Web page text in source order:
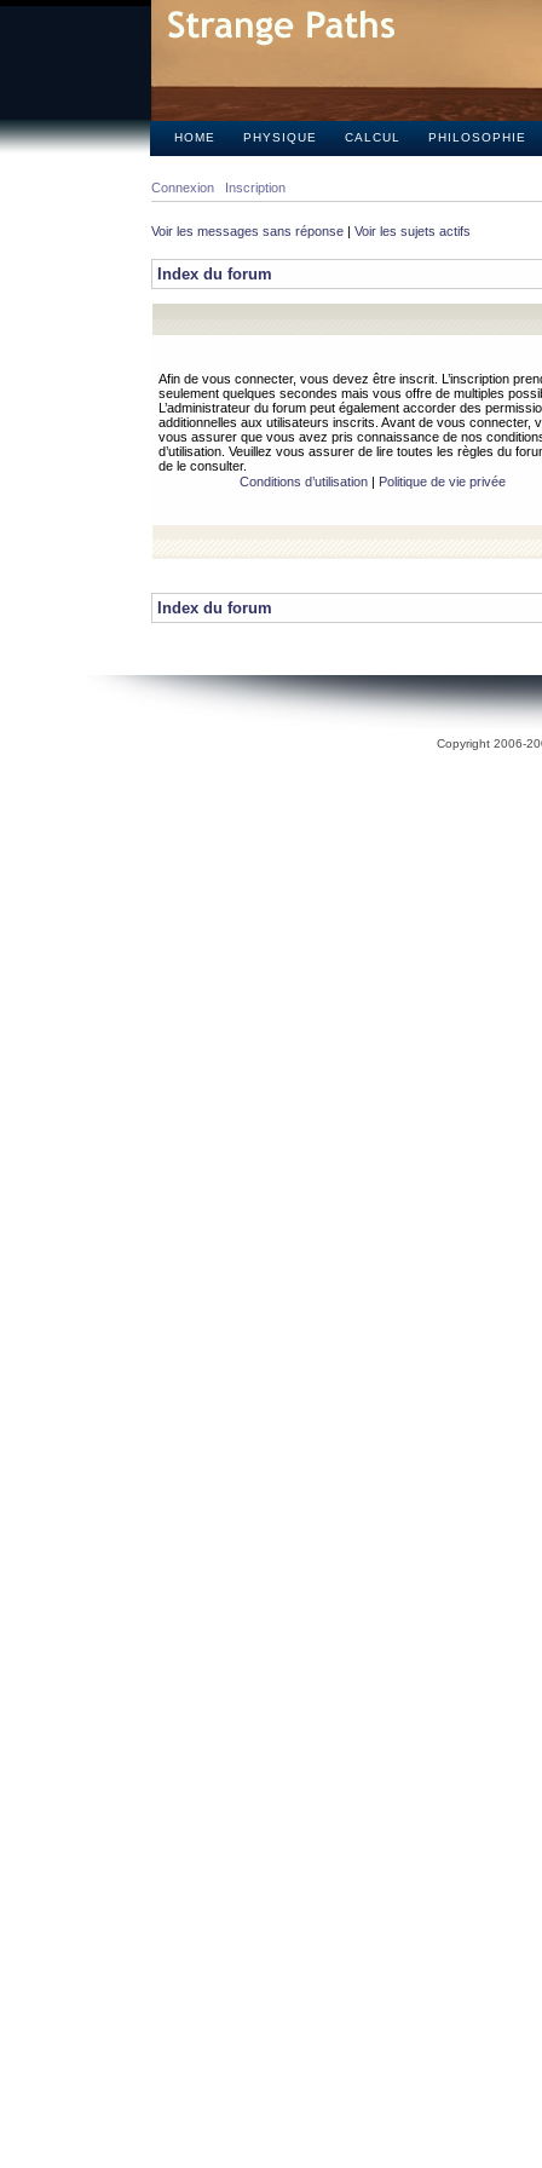
HOME PHYSIQUE CALCUL PHILOSOPHIE
Connexion Inscription
Voir les messages sans réponse | Voir les sujets actifs
Index du forum
Afin de vous connecter, vous devez être inscrit. L’inscription
seulement quelques secondes mais vous offre de multiples
L’administrateur du forum peut également accorder des
additionnelles aux utilisateurs inscrits. Avant de vous connecter,
vous assurer que vous avez pris connaissance de nos
d’utilisation. Veuillez vous assurer de lire toutes les règles du
de le consulter.
Conditions d’utilisation| Politique de vie privée
Index du forum
Copyright 2006-